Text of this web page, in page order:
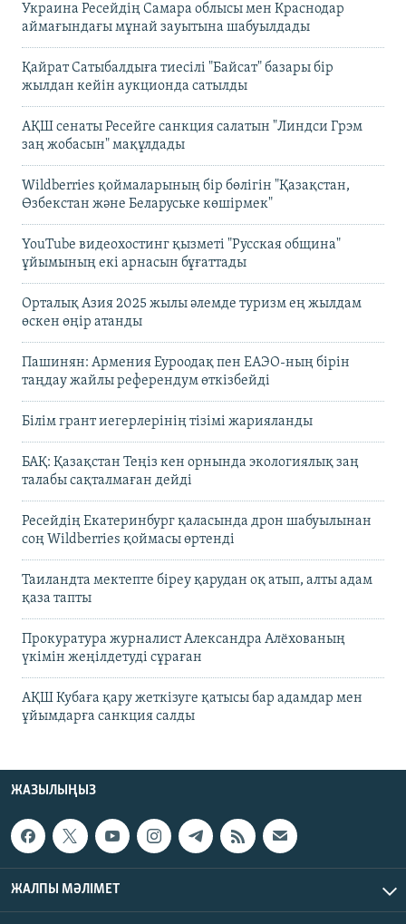
Украина Ресейдің Самара облысы мен Краснодар
аймағындағы мұнай зауытына шабуылдады
Қайрат Сатыбалдыға тиесілі "Байсат" базары бір
жылдан кейін аукционда сатылды
АҚШ сенаты Ресейге санкция салатын "Линдси Грэм
заң жобасын" мақұлдады
Wildberries қоймаларының бір бөлігін "Қазақстан,
Өзбекстан және Беларуське көшірмек"
YouTube видеохостинг қызметі "Русская община"
ұйымының екі арнасын бұғаттады
Орталық Азия 2025 жылы әлемде туризм ең жылдам
өскен өңір атанды
Пашинян: Армения Еуроодақ пен ЕАЭО-ның бірін
таңдау жайлы референдум өткізбейді
Білім грант иегерлерінің тізімі жарияланды
БАҚ: Қазақстан Теңіз кен орнында экологиялық заң
талабы сақталмаған дейді
Ресейдің Екатеринбург қаласында дрон шабуылынан
соң Wildberries қоймасы өртенді
Таиландта мектепте біреу қарудан оқ атып, алты адам
қаза тапты
Прокуратура журналист Александра Алёхованың
үкімін жеңілдетуді сұраған
АҚШ Кубаға қару жеткізуге қатысы бар адамдар мен
ұйымдарға санкция салды
ЖАЗЫЛЫҢЫЗ
ЖАЛПЫ МӘЛІМЕТ